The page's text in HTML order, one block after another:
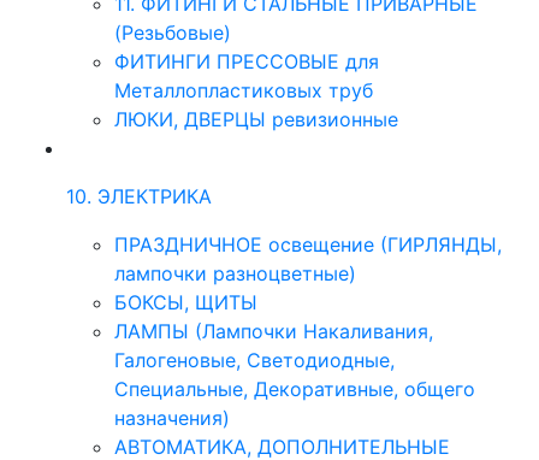
(Резьбовые)
ФИТИНГИ ПРЕССОВЫЕ для
Металлопластиковых труб
ЛЮКИ, ДВЕРЦЫ ревизионные
10. ЭЛЕКТРИКА
ПРАЗДНИЧНОЕ освещение (ГИРЛЯНДЫ,
лампочки разноцветные)
БОКСЫ, ЩИТЫ
ЛАМПЫ (Лампочки Накаливания,
Галогеновые, Светодиодные,
Специальные, Декоративные, общего
назначения)
АВТОМАТИКА, ДОПОЛНИТЕЛЬНЫЕ